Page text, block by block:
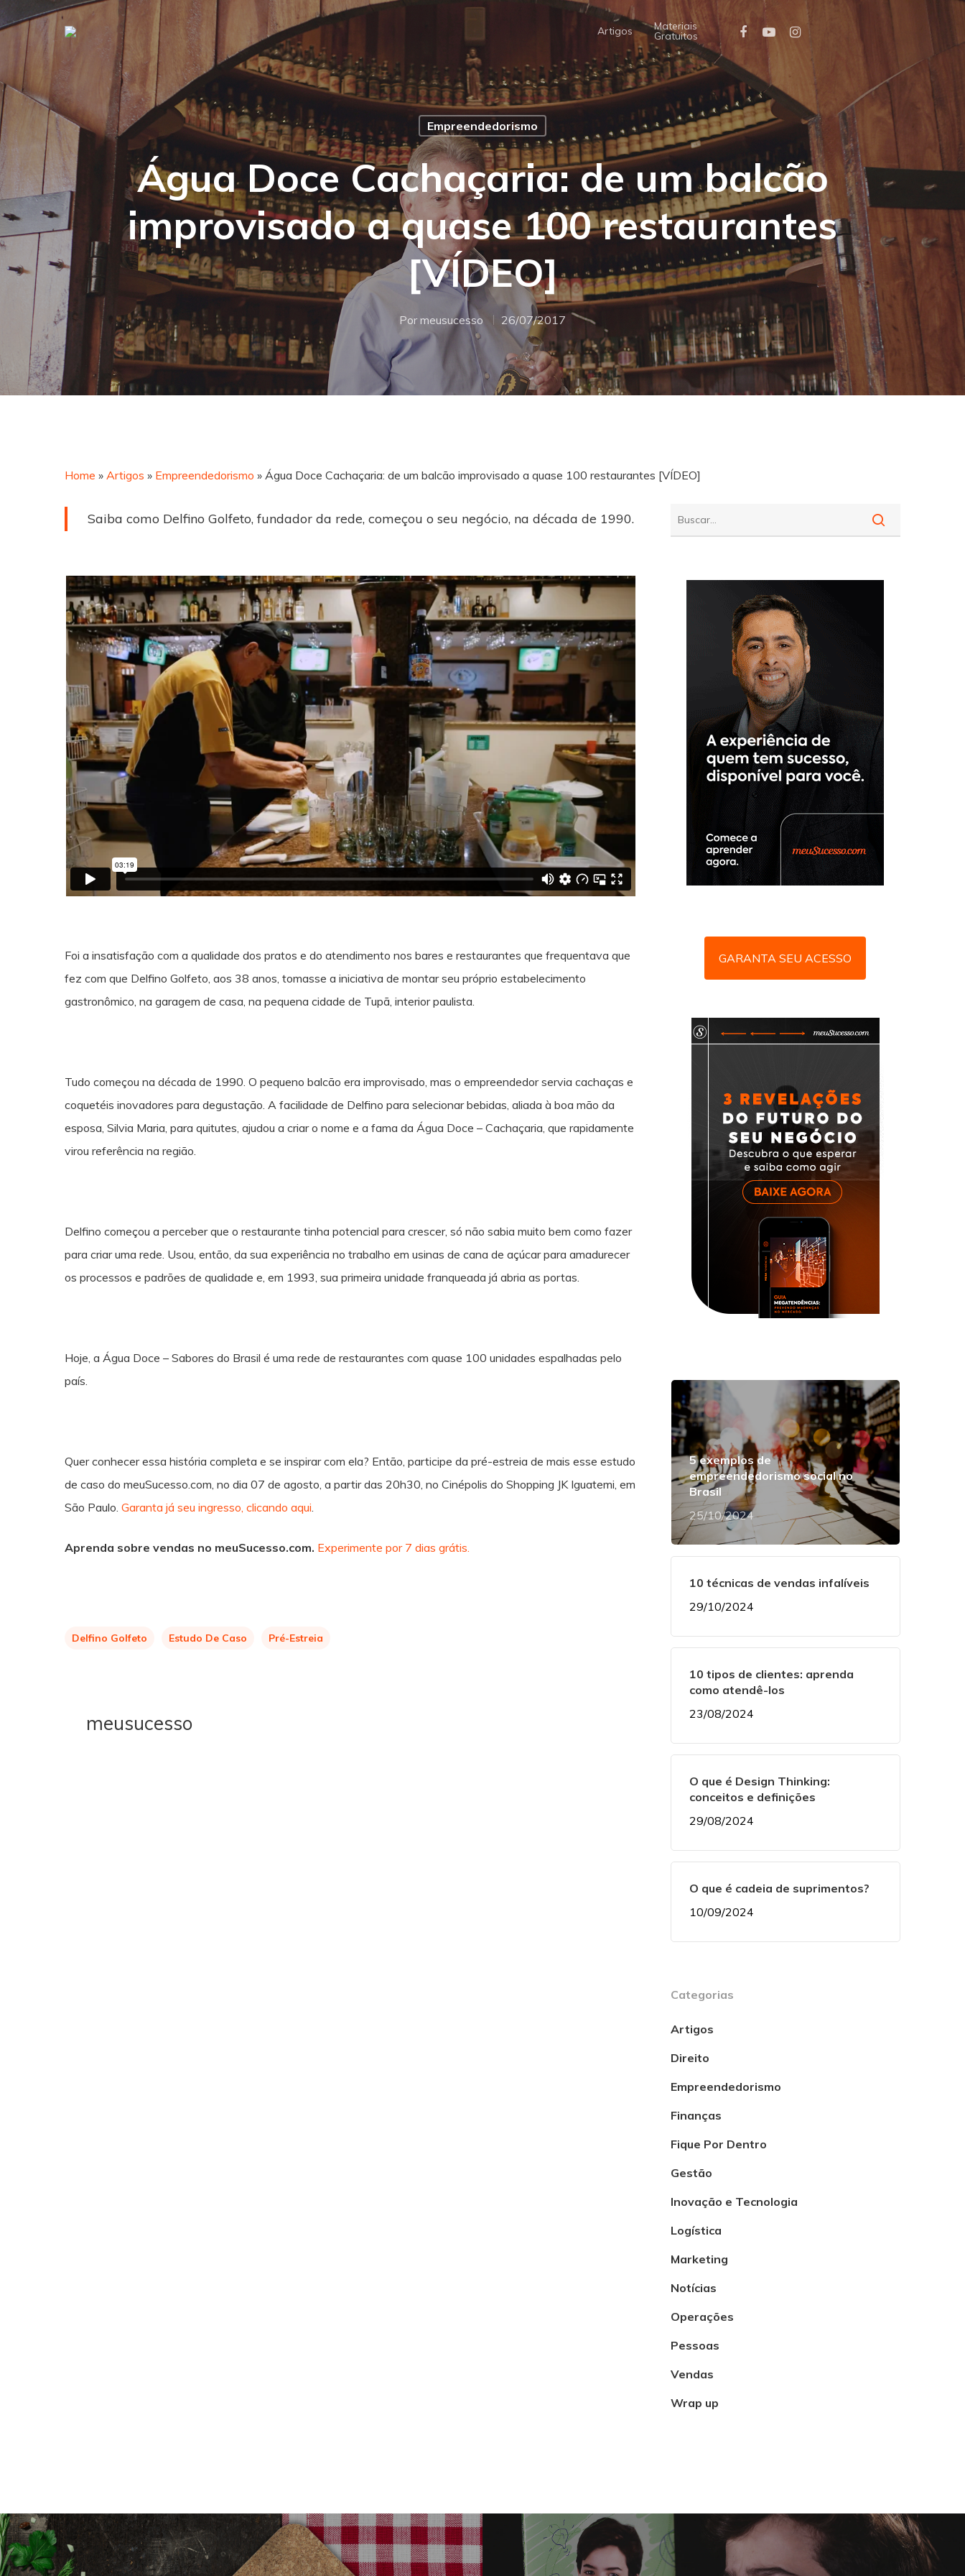
Hit enter to search or ESC to close
Artigos Materiais
Gratuitos
Empreendedorismo
Água Doce Cachaçaria: de um balcão
improvisado a quase 100 restaurantes
[VÍDEO]
Pormeusucesso 26/07/2017
Home » Artigos » Empreendedorismo » Água Doce Cachaçaria: de um balcão improvisado a quase 100 restaurantes [VÍDEO]
Saiba como Delfino Golfeto, fundador da rede, começou o seu negócio, na década de 1990.
Foi a insatisfação com a qualidade dos pratos e do atendimento nos bares e restaurantes que frequentava que
fez com que Delfino Golfeto, aos 38 anos, tomasse a iniciativa de montar seu próprio estabelecimento
gastronômico, na garagem de casa, na pequena cidade de Tupã, interior paulista.
Tudo começou na década de 1990. O pequeno balcão era improvisado, mas o empreendedor servia cachaças e
coquetéis inovadores para degustação. A facilidade de Delfino para selecionar bebidas, aliada à boa mão da
esposa, Silvia Maria, para quitutes, ajudou a criar o nome e a fama da Água Doce – Cachaçaria, que rapidamente
virou referência na região.
Delfino começou a perceber que o restaurante tinha potencial para crescer, só não sabia muito bem como fazer
para criar uma rede. Usou, então, da sua experiência no trabalho em usinas de cana de açúcar para amadurecer
os processos e padrões de qualidade e, em 1993, sua primeira unidade franqueada já abria as portas.
Hoje, a Água Doce – Sabores do Brasil é uma rede de restaurantes com quase 100 unidades espalhadas pelo
país.
Quer conhecer essa história completa e se inspirar com ela? Então, participe da pré-estreia de mais esse estudo
de caso do meuSucesso.com, no dia 07 de agosto, a partir das 20h30, no Cinépolis do Shopping JK Iguatemi, em
São Paulo. Garanta já seu ingresso, clicando aqui.
Aprenda sobre vendas no meuSucesso.com. Experimente por 7 dias grátis.
Delfino Golfeto Estudo De Caso Pré-Estreia
meusucesso
GARANTA SEU ACESSO
5 exemplos de
empreendedorismo social no
Brasil
25/10/2024
10 técnicas de vendas infalíveis
29/10/2024
10 tipos de clientes: aprenda
como atendê-los
23/08/2024
O que é Design Thinking:
conceitos e definições
29/08/2024
O que é cadeia de suprimentos?
10/09/2024
Categorias
Artigos
Direito
Empreendedorismo
Finanças
Fique Por Dentro
Gestão
Inovação e Tecnologia
Logística
Marketing
Notícias
Operações
Pessoas
Vendas
Wrap up